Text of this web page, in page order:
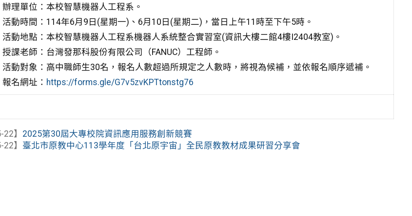
辦理單位：本校智慧機器人工程系。
活動時間：114年6月9日(星期一)、6月10日(星期二)，當日上午11時至下午5時。
活動地點：本校智慧機器人工程系機器人系統整合實習室(資訊大樓二館4樓I2404教室)。
授課老師：台灣發那科股份有限公司（FANUC）工程師。
活動對象：高中職師生30名，報名人數超過所規定之人數時，將視為候補，並依報名順序遞補。
名網址： https://forms.gle/G7v5zvKPTtonstg76
22】 2025第30屆大專校院資訊應用服務創新競賽
22】 臺北市原教中心113學年度「台北原宇宙」全民原教教材成果研習分享會